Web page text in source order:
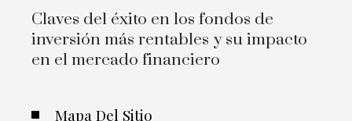
Claves del éxito en los fondos de
inversión más rentables y su impacto
en el mercado financiero
Mapa Del Sitio